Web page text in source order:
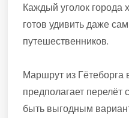
Каждый уголок города
готов удивить даже
путешественников.
Маршрут из Гётеборга
предполагает перелёт
быть выгодным